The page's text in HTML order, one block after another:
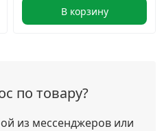
В корзину
по товару?
из мессенджеров или